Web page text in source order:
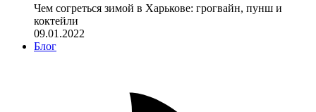
Чем согреться зимой в Харькове: грогвайн, пунш и
коктейли
09.01.2022
Блог